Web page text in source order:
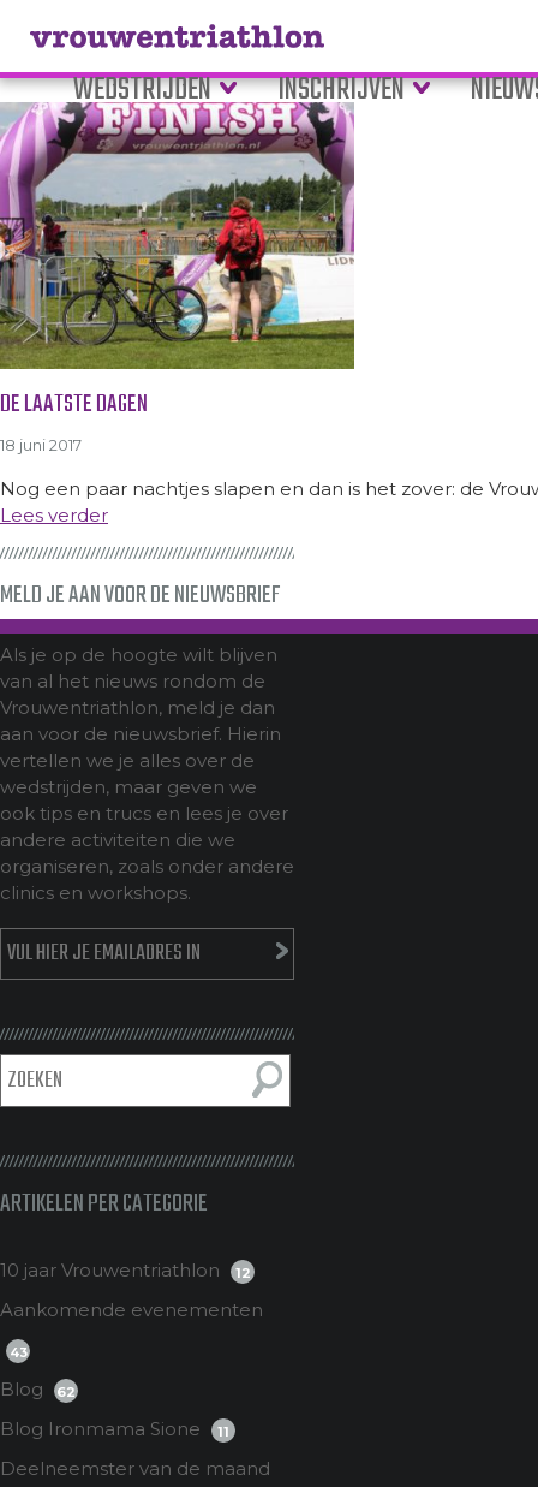
WEDSTRIJDEN INSCHRIJVEN
Tag Archive: parcourskennis
DE LAATSTE DAGEN
18 juni 2017
Nog een paar nachtjes slapen en dan is het zover: de
Lees verder
MELD JE AAN VOOR DE NIEUWSBRIEF
Als je op de hoogte wilt blijven
van al het nieuws rondom de
Vrouwentriathlon, meld je dan
aan voor de nieuwsbrief. Hierin
vertellen we je alles over de
wedstrijden, maar geven we
ook tips en trucs en lees je over
andere activiteiten die we
organiseren, zoals onder andere
clinics en workshops.
ARTIKELEN PER CATEGORIE
10 jaar Vrouwentriathlon 12
Aankomende evenementen
43
Blog 62
Blog Ironmama Sione 11
Deelneemster van de maand